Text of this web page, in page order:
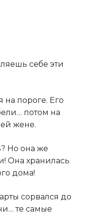
себе эти
пороге. Его
потом на
жене.
Но она же
Она хранилась
дома!
сорвался до
те самые